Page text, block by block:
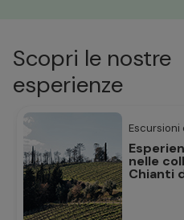
Scopri le nostre
esperienze
Escursioni
nelle
Chianti